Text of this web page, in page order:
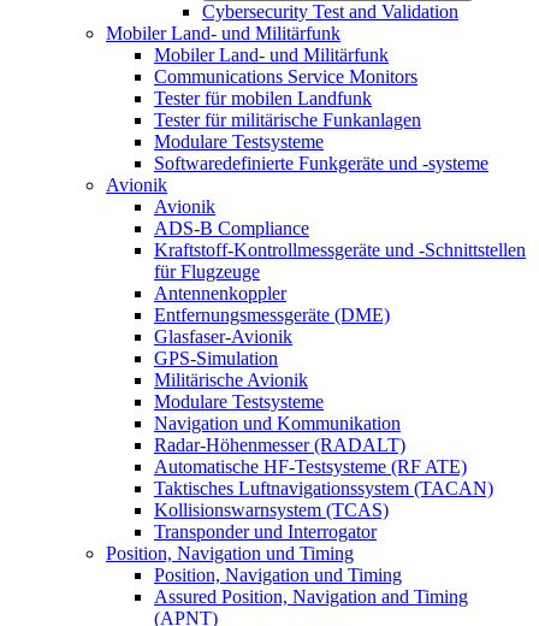
Cybersecurity Test and Validation
Mobiler Land- und Militärfunk
Mobiler Land- und Militärfunk
Communications Service Monitors
Tester für mobilen Landfunk
Tester für militärische Funkanlagen
Modulare Testsysteme
Softwaredefinierte Funkgeräte und -systeme
Avionik
Avionik
ADS-B Compliance
Kraftstoff-Kontrollmessgeräte und -Schnittstellen
für Flugzeuge
Antennenkoppler
Entfernungsmessgeräte (DME)
Glasfaser-Avionik
GPS-Simulation
Militärische Avionik
Modulare Testsysteme
Navigation und Kommunikation
Radar-Höhenmesser (RADALT)
Automatische HF-Testsysteme (RF ATE)
Taktisches Luftnavigationssystem (TACAN)
Kollisionswarnsystem (TCAS)
Transponder und Interrogator
Position, Navigation und Timing
Position, Navigation und Timing
Assured Position, Navigation and Timing
(APNT)